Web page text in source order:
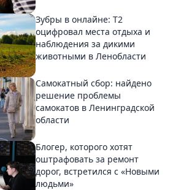
Зубры в онлайне: Т2
оцифровал места отдыха и
наблюдения за дикими
животными в Ленобласти
Самокатный сбор: найдено
решение проблемы
самокатов в Ленинградской
области
Блогер, которого хотят
оштрафовать за ремонт
дорог, встретился с «Новыми
людьми»